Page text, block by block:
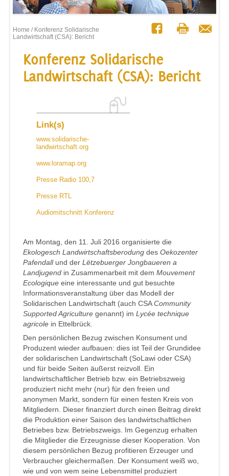
Home / Konferenz Solidarische
Landwirtschaft (CSA): Bericht
Konferenz Solidarische
Landwirtschaft (CSA): Bericht
Link(s)
www.solidarische-
landwirtschaft.org
www.loramap.org
Presse Radio 100,7
Presse RTL
Audiomitschnitt Konferenz
Am Montag, den 11. Juli 2016 organisierte die
Ekologesch Landwirtschaftsberodung des Oekozenter
Pafendallund der Lëtzebuerger Jongbaueren a
Landjugend in Zusammenarbeit mit dem Mouvement
Ecologique eine interessante und gut besuchte
Informationsveranstaltung über das Modell der
Solidarischen Landwirtschaft (auch CSACommunity
Supported Agriculture genannt) im Lycée technique
agricole in Ettelbrück.
Den persönlichen Bezug zwischen Konsument und
Produzent wieder aufbauen: dies ist Teil der Grundidee
der solidarischen Landwirtschaft (SoLawi oder CSA)
und für beide Seiten äußerst reizvoll. Ein
landwirtschaftlicher Betrieb bzw. ein Betriebszweig
produziert nicht mehr (nur) für den freien und
anonymen Markt, sondern für einen festen Kreis von
Mitgliedern. Dieser finanziert durch einen Beitrag direkt
die Produktion einer Saison des landwirtschaftlichen
Betriebes bzw. Betriebszweigs. Im Gegenzug erhalten
die Mitglieder die Erzeugnisse dieser Kooperation. Von
diesem persönlichen Bezug profitieren Erzeuger und
Verbraucher gleichermaßen. Der Konsument weiß wo,
wie und von wem seine Lebensmittel produziert